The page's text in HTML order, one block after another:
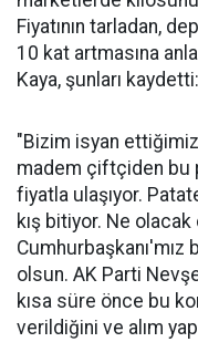
Fiyatının tarladan,
10 kat artmasına
Kaya, şunları kaydetti:
"Bizim isyan
madem çiftçiden bu
fiyatla ulaşıyor.
kış bitiyor. Ne
Cumhurbaşkanı'mız
olsun. AK Parti
kısa süre önce bu
verildiğini ve alım